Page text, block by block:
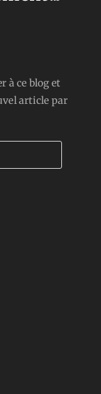
à ce blog et
article par